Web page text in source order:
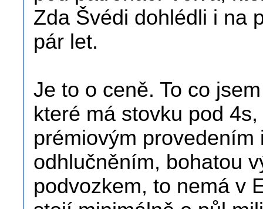
Zda Švédi dohlédli i na
pár let.
Je to o ceně. To co
které má stovku pod
prémiovým provedením
odhlučněním, bohatou
podvozkem, to nemá v